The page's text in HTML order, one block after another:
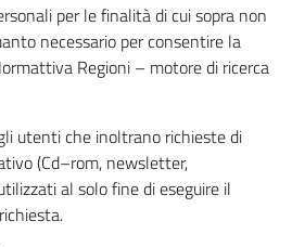
per le finalità di cui sopra non
necessario per consentire la
Regioni – motore di ricerca
utenti che inoltrano richieste di
(Cd–rom, newsletter,
al solo fine di eseguire il